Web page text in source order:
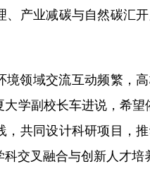
、产业减碳与自然碳汇
领域交流互动频繁，高
学副校长车进说，希
，共同设计科研项目，
交叉融合与创新人才培